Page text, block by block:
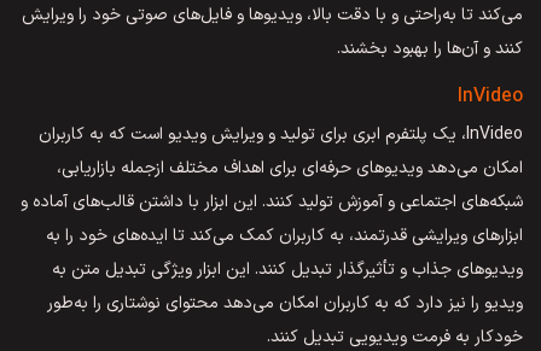
می‌کند تا به‌راحتی و با دقت بالا، ویدیوها و فایل‌های صوتی خود را ویرایش
کنند و آن‌ها را بهبود بخشند.
InVideo
InVideo، یک پلتفرم ابری برای تولید و ویرایش ویدیو است که به کاربران
امکان می‌دهد ویدیوهای حرفه‌ای برای اهداف مختلف ازجمله بازاریابی،
شبکه‌های اجتماعی و آموزش تولید کنند. این ابزار با داشتن قالب‌های آماده و
ابزارهای ویرایشی قدرتمند، به کاربران کمک می‌کند تا ایده‌های خود را به
ویدیوهای جذاب و تأثیرگذار تبدیل کنند. این ابزار ویژگی تبدیل متن به
ویدیو را نیز دارد که به کاربران امکان می‌دهد محتوای نوشتاری را به‌طور
خودکار به فرمت ویدیویی تبدیل کنند.